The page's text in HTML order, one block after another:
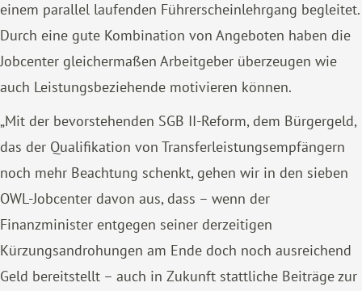
einem parallel laufenden Führerscheinlehrgang begleitet.
Durch eine gute Kombination von Angeboten haben die
Jobcenter gleichermaßen Arbeitgeber überzeugen wie
auch Leistungsbeziehende motivieren können.
„Mit der bevorstehenden SGB II-Reform, dem Bürgergeld,
das der Qualifikation von Transferleistungsempfängern
noch mehr Beachtung schenkt, gehen wir in den sieben
OWL-Jobcenter davon aus, dass – wenn der
Finanzminister entgegen seiner derzeitigen
Kürzungsandrohungen am Ende doch noch ausreichend
Geld bereitstellt – auch in Zukunft stattliche Beiträge zur